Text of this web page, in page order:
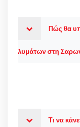
Πώς θα
λυμάτων στη
Τι να